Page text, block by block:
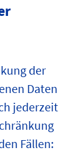
der
Daten
jederzeit
Fällen: